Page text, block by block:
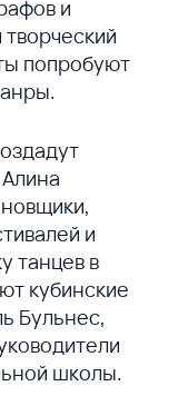
и
попробуют
и
танцев в
кубинские
Бульнес,
школы.